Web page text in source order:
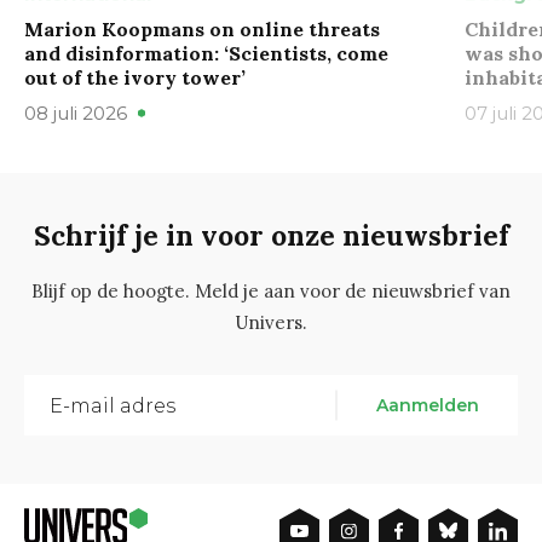
Marion Koopmans on online threats
and disinformation: ‘Scientists, come
out of the ivory tower’
08 juli 2026
was
07 juli
Schrijf je in voor onze nieuwsbrief
Blijf op de hoogte. Meld je aan voor de nieuwsbrief van
Univers.
Aanmelden